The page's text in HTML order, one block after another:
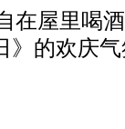
在屋里喝
》的欢庆